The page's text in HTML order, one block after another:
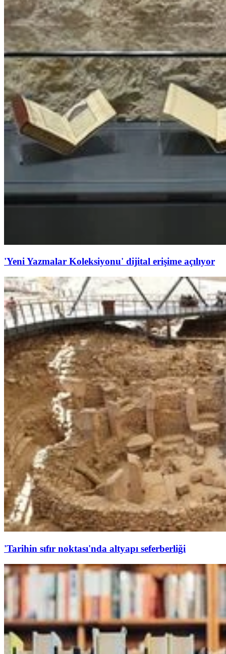
'Yeni Yazmalar Koleksiyonu' dijital erişime açılıyor
'Tarihin sıfır noktası'nda altyapı seferberliği